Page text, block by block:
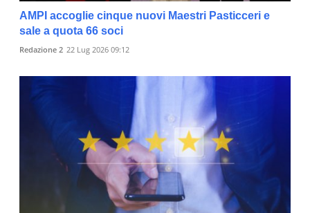
AMPI accoglie cinque nuovi Maestri Pasticceri e
sale a quota 66 soci
Redazione 2 22 Lug 2026 09:12